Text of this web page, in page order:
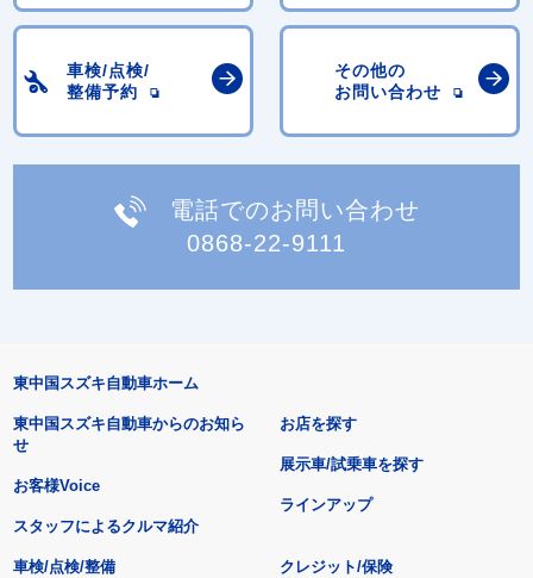
車検/点検/
整備予約
その他の
お問い合わせ
電話でのお問い合わせ
0868-22-9111
東中国スズキ自動車ホーム
東中国スズキ自動車からのお知ら
せ
お客様Voice
スタッフによるクルマ紹介
お店を探す
展示車/試乗車を探す
ラインアップ
車検/点検/整備 クレジット/保険